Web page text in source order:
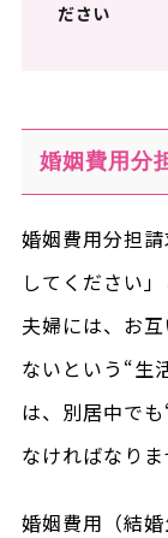
ださい
婚姻費用分
婚姻費用分担
してください
夫婦には、お
ないという“生
は、別居中でも
なければなりま
婚姻費用（結